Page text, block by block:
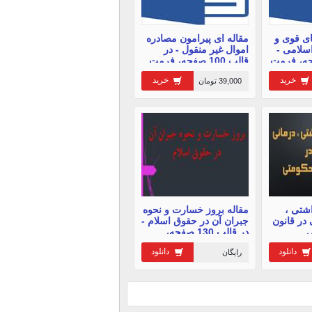
قوی و
-
45 صفحه، فرمت
خرید
مقاله ای پیرامون مصادره
اموال غیر منقول - در
قالب 100 صفحه، فرمت
خرید 39,000 تومان
،
در قانون
دانلود
مقاله بروز خسارت و نحوه
جبران آن در حقوق اسلام -
در قالب 130 صفحه،
فرمت فایل ورد
دانلود رایگان